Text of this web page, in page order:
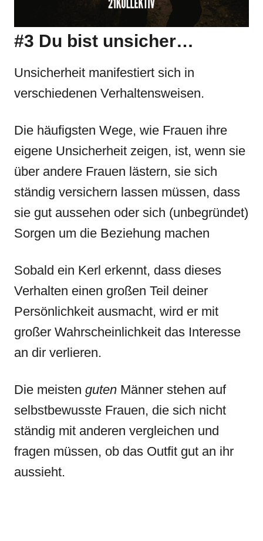
#3 Du bist unsicher…
Unsicherheit manifestiert sich in
verschiedenen Verhaltensweisen.
Die häufigsten Wege, wie Frauen ihre
eigene Unsicherheit zeigen, ist, wenn sie
über andere Frauen lästern, sie sich
ständig versichern lassen müssen, dass
sie gut aussehen oder sich (unbegründet)
Sorgen um die Beziehung machen
Sobald ein Kerl erkennt, dass dieses
Verhalten einen großen Teil deiner
Persönlichkeit ausmacht, wird er mit
großer Wahrscheinlichkeit das Interesse
an dir verlieren.
Die meisten guten Männer stehen auf
selbstbewusste Frauen, die sich nicht
ständig mit anderen vergleichen und
fragen müssen, ob das Outfit gut an ihr
aussieht.